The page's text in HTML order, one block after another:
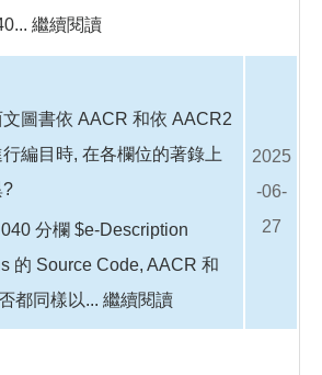
繼續閱讀
圖書依 AACR 和依 AACR2
編目時, 在各欄位的著錄上
?
分欄 $e-Description
的 Source Code, AACR 和
都同樣以... 繼續閱讀
2025
-06-
27